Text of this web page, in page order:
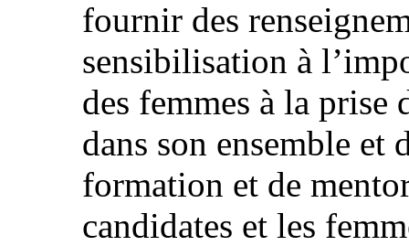
fournir des
sensibilisation à
des femmes à la prise
dans son ensemble et
formation et de
candidates et les